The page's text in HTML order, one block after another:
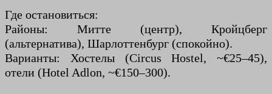
Где остановиться:
Районы: Митте (центр), Кройцберг
(альтернатива), Шарлоттенбург (спокойно).
Варианты: Хостелы (Circus Hostel, ~€25–45),
отели (Hotel Adlon, ~€150–300).